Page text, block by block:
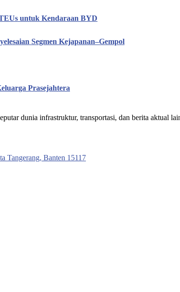
untuk Kendaraan BYD
Segmen Kejapanan–Gempol
Prasejahtera
dunia infrastruktur, transportasi, dan berita aktual
Tangerang, Banten 15117